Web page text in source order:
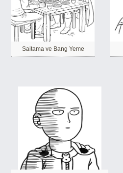
Saitama ve Bang Yeme